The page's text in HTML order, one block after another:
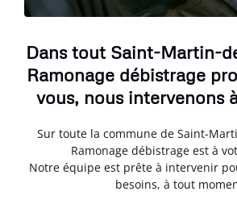
Dans tout Saint-Martin-
Ramonage débistrage
vous, nous intervenons
Sur toute la commune de Saint-
Ramonage débistrage est à
Notre équipe est prête à intervenir
besoins, à tout